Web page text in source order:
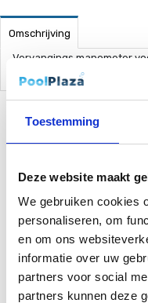
Toestemming
Deze website maakt
We gebruiken cookies
personaliseren, om
en om ons
informatie over uw
partners voor social
partners kunnen deze
Omschrijving
Vervangings manometer